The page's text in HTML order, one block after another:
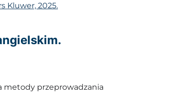
Kluwer, 2025.
metody przeprowadzania